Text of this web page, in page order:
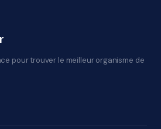
pour trouver le meilleur organisme de